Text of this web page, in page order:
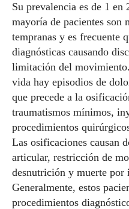
Su prevalencia es de 1
mayoría de pacientes son
tempranas y es frecuente
diagnósticas causando
limitación del
vida hay episodios de
que precede a la
traumatismos mínimos,
procedimientos
Las osificaciones causan
articular, restricción de
desnutrición y muerte
Generalmente, estos
procedimientos